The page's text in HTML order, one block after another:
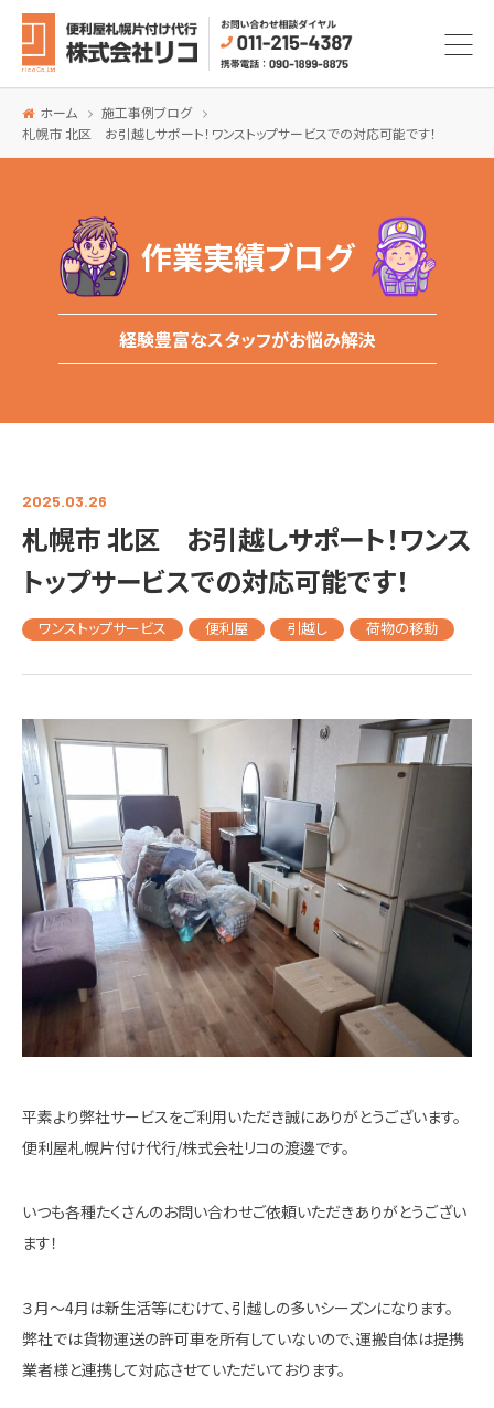
ホーム
施工事例ブログ
札幌市 北区 お引越しサポート！ワンストップサービスでの対応可能です！
作業実績ブログ
経験豊富なスタッフがお悩み解決
2025.03.26
札幌市 北区 お引越しサポート！ワンス
トップサービスでの対応可能です！
ワンストップサービス 便利屋 引越し 荷物の移動
平素より弊社サービスをご利用いただき誠にありがとうございます。
便利屋札幌片付け代行/株式会社リコの渡邊です。
いつも各種たくさんのお問い合わせご依頼いただきありがとうござい
ます！
３月～4月は新生活等にむけて、引越しの多いシーズンになります。
弊社では貨物運送の許可車を所有していないので、運搬自体は提携
業者様と連携して対応させていただいております。